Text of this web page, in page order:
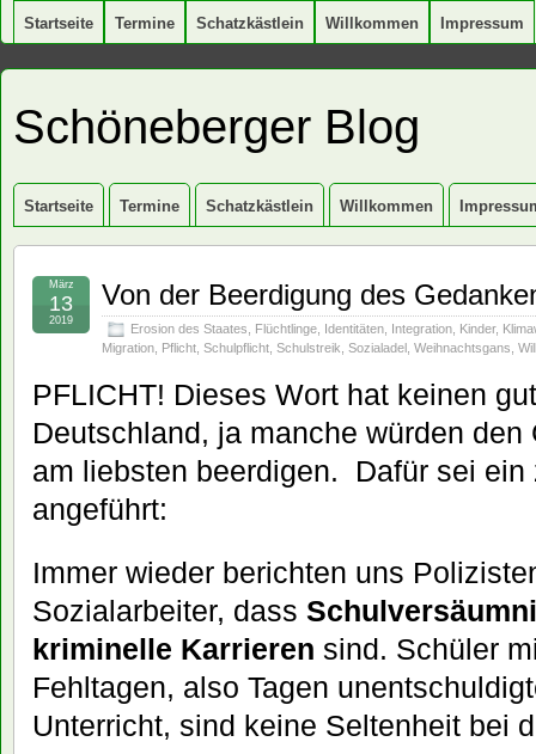
Startseite Termine Schatzkästlein Willkommen Impressum
Schöneberger Blog
Startseite Termine Schatzkästlein Willkommen
Von der Beerdigung des
Erosion des Staates Flüchtlinge Identitäten Integration Kinder,
Migration Pflicht Schulpflicht Schulstreik Sozialadel Weihnachtsgans
März
13
2019
PFLICHT! Dieses Wort hat keinen
Deutschland, ja manche würden
am liebsten beerdigen. Dafür sei
angeführt:
Immer wieder berichten uns
Sozialarbeiter, dass
kriminelle Karrieren sind. Schüler
Fehltagen, also Tagen
Unterricht, sind keine Seltenheit bei